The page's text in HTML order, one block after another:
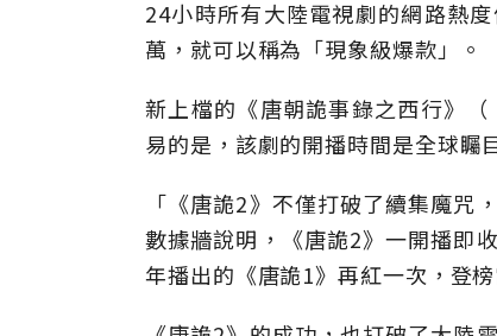
24小時所有大陸電視劇的網路熱
萬，就可以稱為「現象級爆款」。
新上檔的《唐朝詭事錄之西行》
易的是，該劇的開播時間是全球矚
「《唐詭2》不僅打破了續集魔咒
數據牆說明，《唐詭2》一開播即
年播出的《唐詭1》再紅一次，登